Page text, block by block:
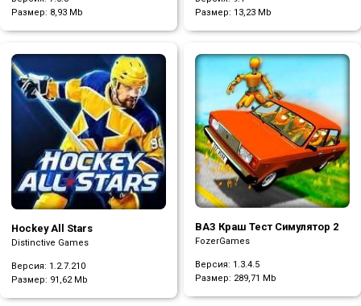
Размер: 8,93 Mb
Размер: 13,23 Mb
Hockey All Stars
Distinctive Games
Версия: 1.2.7.210
Размер: 91,62 Mb
ВАЗ Краш Тест Симулятор 2
FozerGames
Версия: 1.3.4.5
Размер: 289,71 Mb